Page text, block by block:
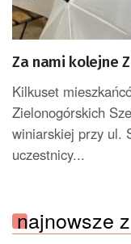
Za nami kolejne
Kilkuset
Zielonogórskich
winiarskiej przy ul.
uczestnicy...
najnowsze